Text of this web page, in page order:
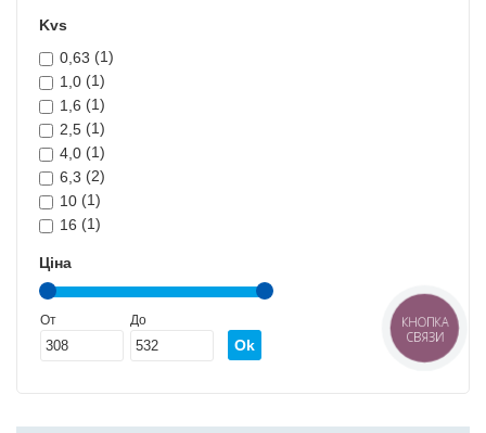
Kvs
0,63 (1)
1,0 (1)
1,6 (1)
2,5 (1)
4,0 (1)
6,3 (2)
10 (1)
16 (1)
Ціна
От До
КНОПКА
СВЯЗИ